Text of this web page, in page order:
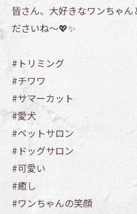
皆さん、大好きなワンちゃ
ださいね〜💖✨
#トリミング
#チワワ
#サマーカット
#愛犬
#ペットサロン
#ドッグサロン
#可愛い
#癒し
#ワンちゃんの笑顔